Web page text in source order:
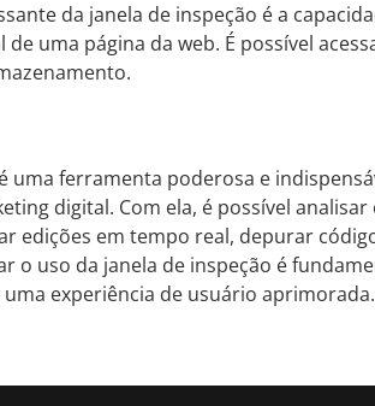
da janela de inspeção é a
uma página da web. É possível
uma ferramenta poderosa e
digital. Com ela, é possível
edições em tempo real, depurar
o uso da janela de inspeção é
experiência de usuário aprimorada.